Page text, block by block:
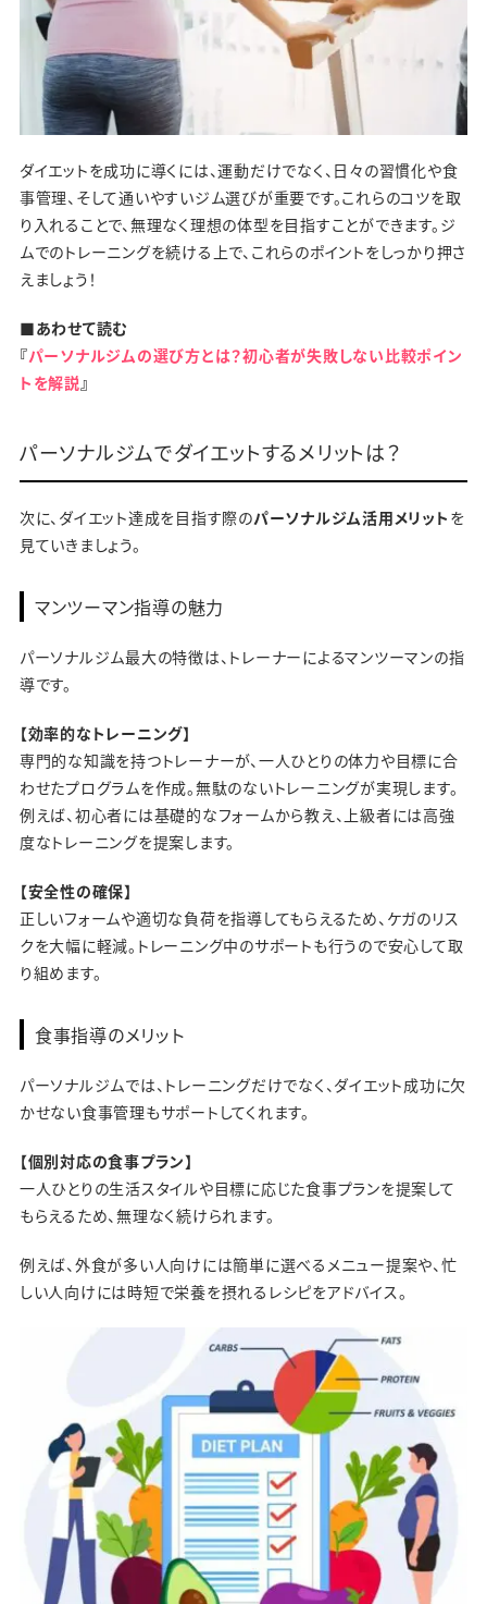
ダイエットを成功に導くには、運動だけでなく、日々の習慣化や食
事管理、そして通いやすいジム選びが重要です。これらのコツを取
り入れることで、無理なく理想の体型を目指すことができます。ジ
ムでのトレーニングを続ける上で、これらのポイントをしっかり押さ
えましょう！
■あわせて読む
『パーソナルジムの選び方とは？初心者が失敗しない比較ポイン
トを解説』
パーソナルジムでダイエットするメリットは？
次に、ダイエット達成を目指す際のパーソナルジム活用メリット を
見ていきましょう。
マンツーマン指導の魅力
パーソナルジム最大の特徴は、トレーナーによるマンツーマンの指
導です。
【効率的なトレーニング】
専門的な知識を持つトレーナーが、一人ひとりの体力や目標に合
わせたプログラムを作成。無駄のないトレーニングが実現します。
例えば、初心者には基礎的なフォームから教え、上級者には高強
度なトレーニングを提案します。
【安全性の確保】
正しいフォームや適切な負荷を指導してもらえるため、ケガのリス
クを大幅に軽減。トレーニング中のサポートも行うので安心して取
り組めます。
食事指導のメリット
パーソナルジムでは、トレーニングだけでなく、ダイエット成功に欠
かせない食事管理もサポートしてくれます。
【個別対応の食事プラン】
一人ひとりの生活スタイルや目標に応じた食事プランを提案して
もらえるため、無理なく続けられます。
例えば、外食が多い人向けには簡単に選べるメニュー提案や、忙
しい人向けには時短で栄養を摂れるレシピをアドバイス。